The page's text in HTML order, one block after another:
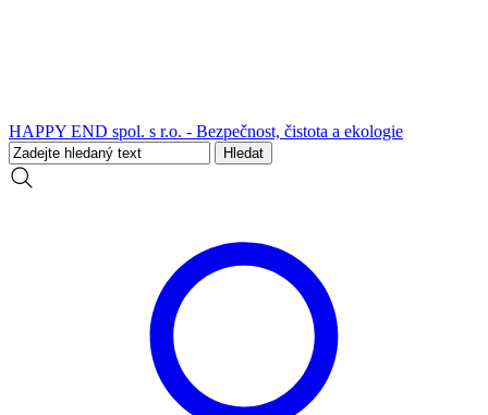
HAPPY END spol. s r.o. - Bezpečnost, čistota a ekologie